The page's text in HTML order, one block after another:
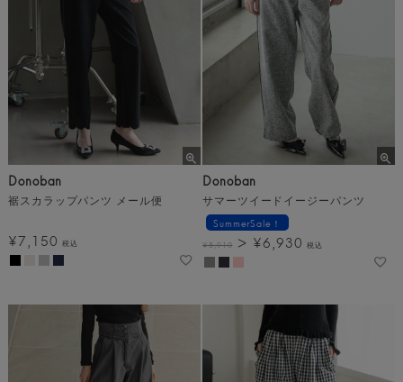
Donoban
裾スカラップパンツ メール便
¥7,150 税込
Donoban
サマーツイードイージーパンツ
SummerSale！
¥8,910 ¥6,930 税込